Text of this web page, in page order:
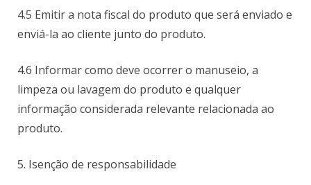
4.5 Emitir a nota fiscal do produto que será enviado e
enviá-la ao cliente junto do produto.
4.6 Informar como deve ocorrer o manuseio, a
limpeza ou lavagem do produto e qualquer
informação considerada relevante relacionada ao
produto.
5. Isenção de responsabilidade